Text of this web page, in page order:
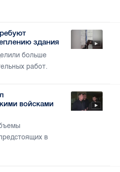
здания
больше
работ.
войсками
в